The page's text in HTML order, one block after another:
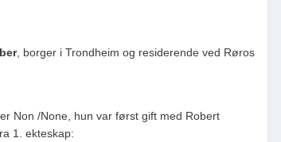
, borger i Trondheim og residerende ved Røros
Non /None, hun var først gift med Robert
1. ekteskap: